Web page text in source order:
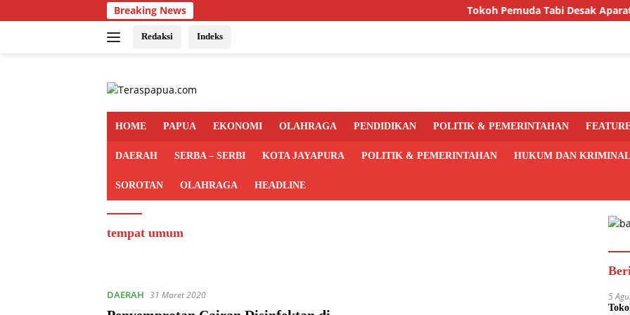
ke
Breaking News Tokoh Pemuda Tabi Desak Aparat Usut
Redaksi Indeks
HOME PAPUA EKONOMI OLAHRAGA PENDIDIKAN POLITIK & PEMERINTAHAN
DAERAH SERBA – SERBI KOTA JAYAPURA POLITIK & PEMERINTAHAN HUKUM DAN KRIMINAL
SOROTAN OLAHRAGA HEADLINE
tempat umum
DAERAH 31 Maret 2020 5